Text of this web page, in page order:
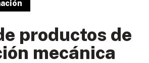
productos de
mecánica